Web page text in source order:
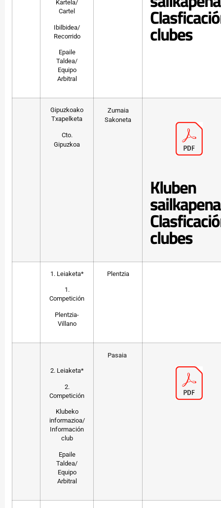
Kartela/
Cartel
Ibilbidea/
Recorrido
Epaile
Taldea/
Equipo
Arbitral
clubes
Gipuzkoako
Txapelketa
Cto.
Gipuzkoa
Zumaia
Sakoneta
Kluben
clubes
1. Leiaketa*
1.
Competición
Plentzia-
Villano
Plentzia
2. Leiaketa*
2.
Competición
Klubeko
informazioa/
Información
club
Epaile
Taldea/
Equipo
Arbitral
Pasaia